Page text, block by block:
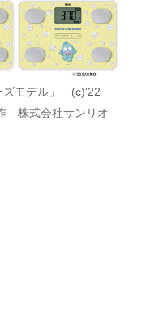
ズモデル」 (c)'22
株式会社サンリオ